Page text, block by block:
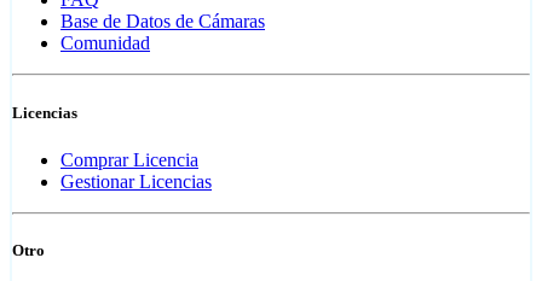
Base de Datos de Cámaras
Comunidad
Licencias
Comprar Licencia
Gestionar Licencias
Otro